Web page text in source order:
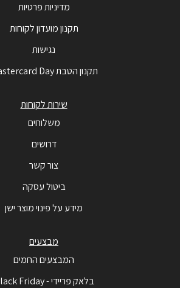
מדיניות פרטיות
תקנון מועדון לקוחות
נגישות
תקנון הטבת Mastercard Day
שירות לקוחות
משלוחים
דרושים
צור קשר
ביטול עסקה
מידע על פינוי מוצר ישן
מבצעים
המבצעים החמים
בלאק פריידי - Black Friday